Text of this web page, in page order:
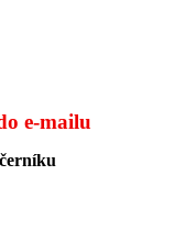
e‑mailu